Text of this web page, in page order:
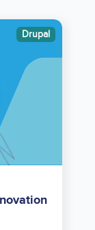
Drupal